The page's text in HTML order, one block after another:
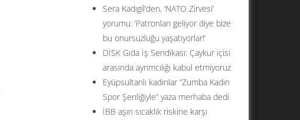
Sera Kadıgil’den, ‘NATO Zirvesi’
yorumu: ‘Patronları geliyor diye bize
bu onursuzluğu yaşatıyorlar!’
DİSK Gıda İş Sendikası: Çaykur içisi
arasında ayrımcılığı kabul etmiyoruz
Eyüpsultanlı kadınlar “Zumba Kadın
Spor Şenliğiyle” yaza merhaba dedi
İBB aşırı sıcaklık riskine karşı